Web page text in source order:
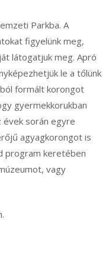
Parkba. A
figyelünk meg,
látogatjuk meg. Apró
le a tőlünk
formált korongot
gyermekkorukban
évek során egyre
agyagkorongot is
program keretében
vagy